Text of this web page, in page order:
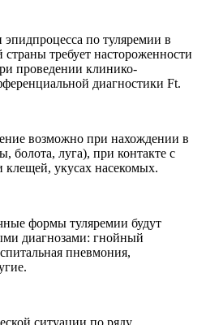
по туляремии в
требует настороженности
проведении клинико-
диагностики Ft.
возможно при нахождении в
болота, луга), при контакте с
укусах насекомых.
формы туляремии будут
диагнозами: гнойный
пневмония,
ситуации по ряду